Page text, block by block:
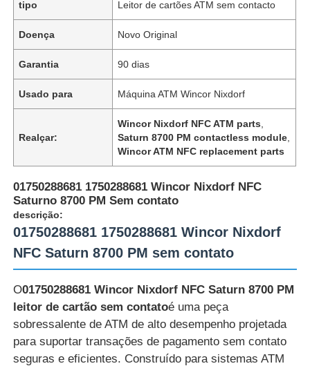
tipo Leitor de cartões ATM sem contacto
Doença Novo Original
Garantia 90 dias
Usado para Máquina ATM Wincor Nixdorf
Realçar:
Wincor Nixdorf NFC ATM parts
Saturn 8700 PM contactless module
Wincor ATM NFC replacement parts
01750288681 1750288681 Wincor Nixdorf NFC
Saturno 8700 PM Sem contato
descrição:
01750288681 1750288681 Wincor Nixdorf
NFC Saturn 8700 PM sem contato
O01750288681 Wincor Nixdorf NFC Saturn 8700 PM
leitor de cartão sem contatoé uma peça
sobressalente de ATM de alto desempenho projetada
para suportar transações de pagamento sem contato
seguras e eficientes. Construído para sistemas ATM